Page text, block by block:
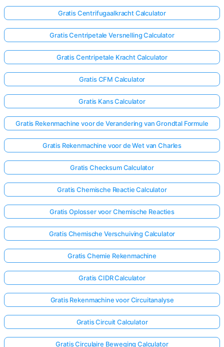
Gratis Centrifugaalkracht Calculator
Gratis Centripetale Versnelling Calculator
Gratis Centripetale Kracht Calculator
Gratis CFM Calculator
Gratis Kans Calculator
Gratis Rekenmachine voor de Verandering van Grondtal Formule
Gratis Rekenmachine voor de Wet van Charles
Gratis Checksum Calculator
Gratis Chemische Reactie Calculator
Gratis Oplosser voor Chemische Reacties
Gratis Chemische Verschuiving Calculator
Gratis Chemie Rekenmachine
Gratis CIDR Calculator
Gratis Rekenmachine voor Circuitanalyse
Gratis Circuit Calculator
Gratis Circulaire Beweging Calculator